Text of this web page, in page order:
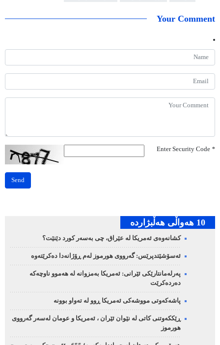
Your Comment
*
Send
10 هه‌واڵی هه‌ڵبژارده‌
کشانەوەی ئەمریکا لە عێراق، چی بەسەر کورد دێنێت؟
ئەسۆشێتدپرێس: گەرووی هورموز لەم ڕۆژانەدا دەکرێتەوە
پەرلەمانتارێکی ئێرانی: ئەمریکا بەمزوانە لە هەموو ناوچەکە
دەردەکرێت
پاشەکەوتی مووشەکی ئەمریکا ڕوو لە تەواو بوونە
ڕێککەوتنی کاتی لە نێوان ئێران ، ئەمریکا و عومان لەسەر گەرووی
هورموز